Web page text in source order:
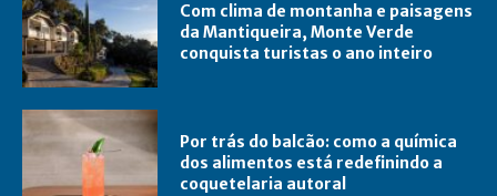
Com clima de montanha e paisagens
da Mantiqueira, Monte Verde
conquista turistas o ano inteiro
Por trás do balcão: como a química
dos alimentos está redefinindo a
coquetelaria autoral